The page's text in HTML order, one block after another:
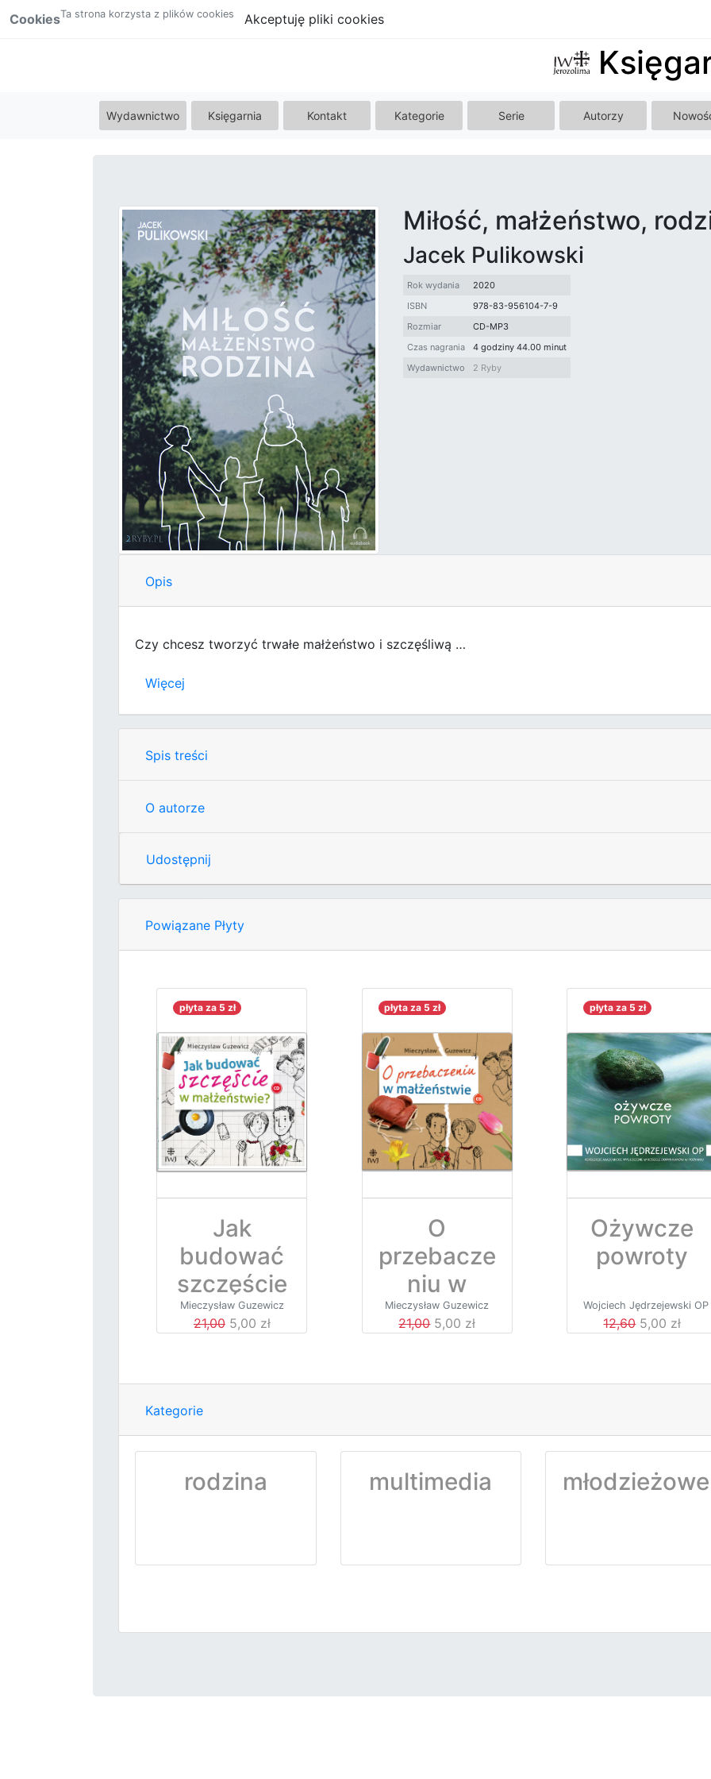
CookiesTa strona korzysta z plików cookies Akceptuję pliki cookies
Wydawnictwo Księgarnia Kontakt Kategorie Serie Autorzy
Miłość, małżeństwo,
Jacek Pulikowski
Rok wydania
2020
ISBN
978-83-956104-7-9
Rozmiar
CD-MP3
Czas nagrania
4 godziny 44.00 minut
Wydawnictwo
2 Ryby
Opis
Czy chcesz tworzyć trwałe małżeństwo i szczęśliwą …
Więcej
Spis treści
O autorze
Udostępnij
Powiązane Płyty
płyta za 5 zł
Jak
budować
szczęście
w
małżeńst
Mieczysław Guzewicz
21,005,00 zł
płyta za 5 zł
O
przebacze
niu w
małżeńst
wie
Mieczysław Guzewicz
21,005,00 zł
płyta za 5 zł
Ożywcze
powroty
Wojciech Jędrzejewski OP
12,605,00 zł
Kategorie
rodzina multimedia młodzieżowe